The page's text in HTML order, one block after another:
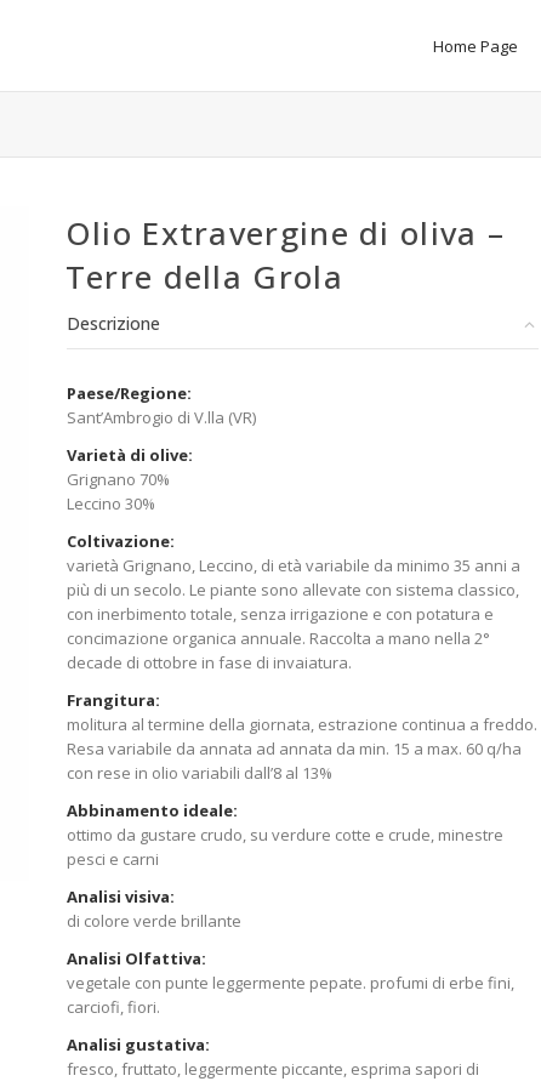
Home Page
Olio Extravergine di oliva –
Terre della Grola
Descrizione
Paese/Regione:
Sant’Ambrogio di V.lla (VR)
Varietà di olive:
Grignano 70%
Leccino 30%
Coltivazione:
varietà Grignano, Leccino, di età variabile da minimo 35 anni a
più di un secolo. Le piante sono allevate con sistema classico,
con inerbimento totale, senza irrigazione e con potatura e
concimazione organica annuale. Raccolta a mano nella 2°
decade di ottobre in fase di invaiatura.
Frangitura:
molitura al termine della giornata, estrazione continua a freddo.
Resa variabile da annata ad annata da min. 15 a max. 60 q/ha
con rese in olio variabili dall’8 al 13%
Abbinamento ideale:
ottimo da gustare crudo, su verdure cotte e crude, minestre
pesci e carni
Analisi visiva:
di colore verde brillante
Analisi Olfattiva:
vegetale con punte leggermente pepate. profumi di erbe fini,
carciofi, fiori.
Analisi gustativa:
fresco, fruttato, leggermente piccante, esprima sapori di